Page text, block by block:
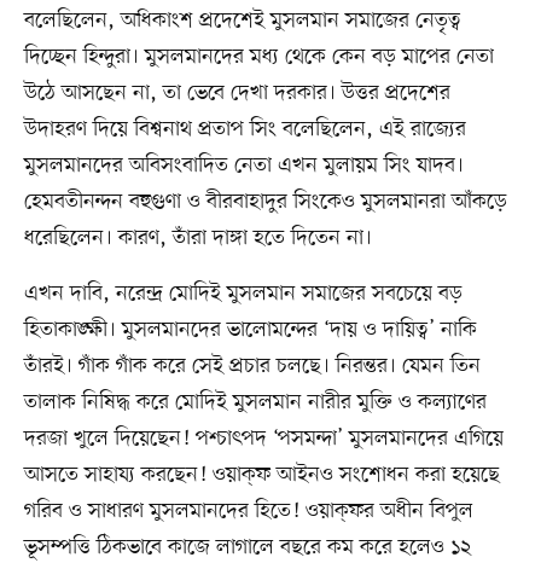
বলেছিলেন, অধিকাংশ প্রদেশেই মুসলমান সমাজের নেতৃত্ব
দিচ্ছেন হিন্দুরা। মুসলমানদের মধ্য থেকে কেন বড় মাপের নেতা
উঠে আসছেন না, তা ভেবে দেখা দরকার। উত্তর প্রদেশের
উদাহরণ দিয়ে বিশ্বনাথ প্রতাপ সিং বলেছিলেন, এই রাজ্যের
মুসলমানদের অবিসংবাদিত নেতা এখন মুলায়ম সিং যাদব।
হেমবতীনন্দন বহুগুণা ও বীরবাহাদুর সিংকেও মুসলমানরা আঁকড়ে
ধরেছিলেন। কারণ, তাঁরা দাঙ্গা হতে দিতেন না।
এখন দাবি, নরেন্দ্র মোদিই মুসলমান সমাজের সবচেয়ে বড়
হিতাকাঙ্ক্ষী। মুসলমানদের ভালোমন্দের ‘দায় ও দায়িত্ব’ নাকি
তাঁরই। গাঁক গাঁক করে সেই প্রচার চলছে। নিরন্তর। যেমন তিন
তালাক নিষিদ্ধ করে মোদিই মুসলমান নারীর মুক্তি ও কল্যাণের
দরজা খুলে দিয়েছেন! পশ্চাৎপদ ‘পসমন্দা’ মুসলমানদের এগিয়ে
আসতে সাহায্য করছেন! ওয়াক্‌ফ আইনও সংশোধন করা হয়েছে
গরিব ও সাধারণ মুসলমানদের হিতে! ওয়াক্‌ফর অধীন বিপুল
ভূসম্পত্তি ঠিকভাবে কাজে লাগালে বছরে কম করে হলেও ১২